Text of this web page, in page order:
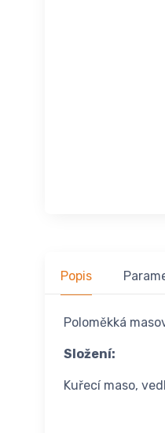
Popis
Poloměkká
Složení:
Kuřecí maso,